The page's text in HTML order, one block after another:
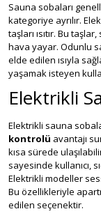
Sauna sobaları
kategoriye ayrılır.
taşları ısıtır. Bu
hava yayar. Odunlu
elde edilen ısıyla
yaşamak isteyen
Elektrikli
Elektrikli sauna
kontrolü avantajı
kısa sürede
sayesinde kullanıcı,
Elektrikli modeller
Bu özellikleriyle
edilen seçenektir.